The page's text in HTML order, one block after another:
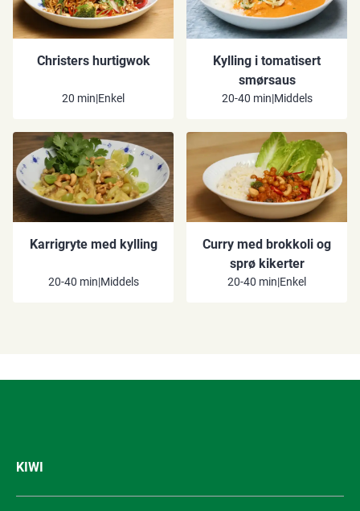
Christers hurtigwok
20 min|Enkel
Kylling i tomatisert
smørsaus
20-40 min|Middels
Karrigryte med kylling
20-40 min|Middels
Curry med brokkoli og
sprø kikerter
20-40 min|Enkel
KIWI